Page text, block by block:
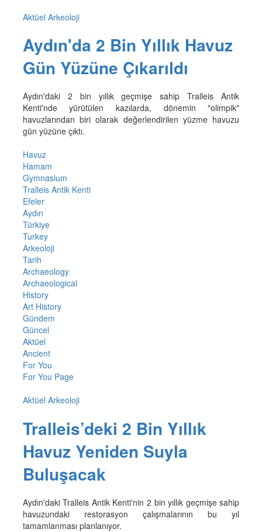
Aktüel Arkeoloji
Aydın'da 2 Bin Yıllık Havuz
Gün Yüzüne Çıkarıldı
Aydın'daki 2 bin yıllık geçmişe sahip Tralleis Antik
Kenti'nde yürütülen kazılarda, dönemin "olimpik"
havuzlarından biri olarak değerlendirilen yüzme havuzu
gün yüzüne çıktı.
Havuz
Hamam
Gymnasium
Tralleis Antik Kenti
Efeler
Aydın
Türkiye
Turkey
Arkeoloji
Tarih
Archaeology
Archaeological
History
Art History
Gündem
Güncel
Aktüel
Ancient
For You
For You Page
Aktüel Arkeoloji
Tralleis’deki 2 Bin Yıllık
Havuz Yeniden Suyla
Buluşacak
Aydın'daki Tralleis Antik Kenti'nin 2 bin yıllık geçmişe sahip
havuzundaki restorasyon çalışmalarının bu yıl
tamamlanması planlanıyor.